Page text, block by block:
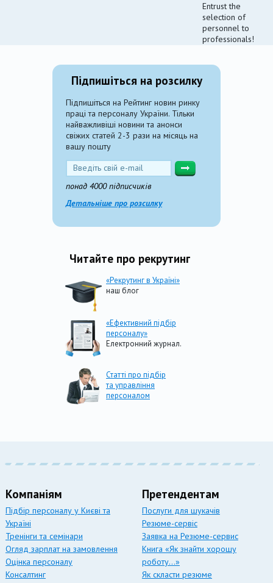
Entrust the
selection of
personnel to
professionals!
Підпишіться на розсилку
Підпишіться на Рейтинг новин ринку
праці та персоналу України. Тільки
найважливіші новини та анонси
свіжих статей 2-3 рази на місяць на
вашу пошту
понад 4000 підписчиків
Детальніше про розсилку
Читайте про рекрутинг
«Рекрутинг в Україні»
наш блог
«Ефективний підбір
персоналу»
Електронний журнал.
Статті про підбір
та управління
персоналом
Компаніям
Підбір персоналу у Києві та
Україні
Тренінги та семінари
Огляд зарплат на замовлення
Оцінка персоналу
Консалтинг
Претендентам
Послуги для шукачів
Резюме-сервіс
Заявка на Резюме-сервис
Книга «Як знайти хорошу
роботу…»
Як скласти резюме